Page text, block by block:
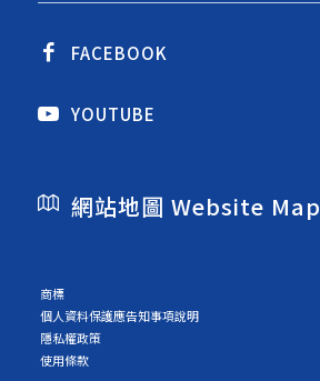
FACEBOOK
YOUTUBE
網站地圖 Website Map
商標
個人資料保護應告知事項說明
隱私權政策
使用條款